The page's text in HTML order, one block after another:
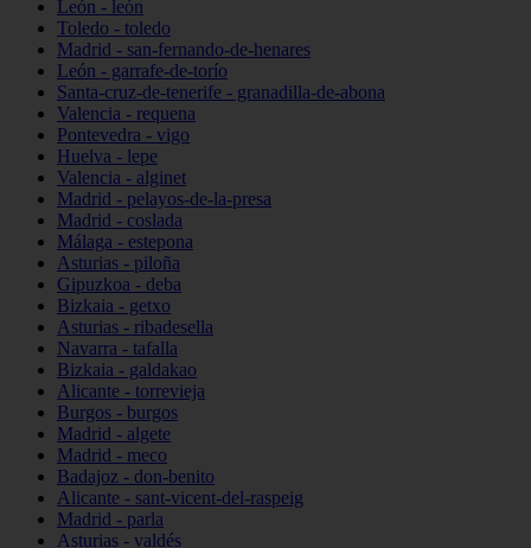
León - león
Toledo - toledo
Madrid - san-fernando-de-henares
León - garrafe-de-torío
Santa-cruz-de-tenerife - granadilla-de-abona
Valencia - requena
Pontevedra - vigo
Huelva - lepe
Valencia - alginet
Madrid - pelayos-de-la-presa
Madrid - coslada
Málaga - estepona
Asturias - piloña
Gipuzkoa - deba
Bizkaia - getxo
Asturias - ribadesella
Navarra - tafalla
Bizkaia - galdakao
Alicante - torrevieja
Burgos - burgos
Madrid - algete
Madrid - meco
Badajoz - don-benito
Alicante - sant-vicent-del-raspeig
Madrid - parla
Asturias - valdés